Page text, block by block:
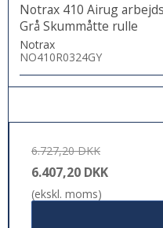
Notrax 410 Airug
Grå Skummåtte rulle
Notrax
NO410R0324GY
6.727,20 DKK
6.407,20 DKK
(ekskl. moms)